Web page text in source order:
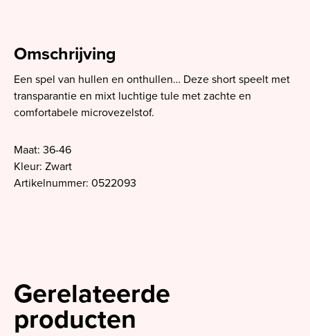
Omschrijving
Een spel van hullen en onthullen… Deze short speelt met
transparantie en mixt luchtige tule met zachte en
comfortabele microvezelstof.
Maat: 36-46
Kleur: Zwart
Artikelnummer: 0522093
Gerelateerde
producten